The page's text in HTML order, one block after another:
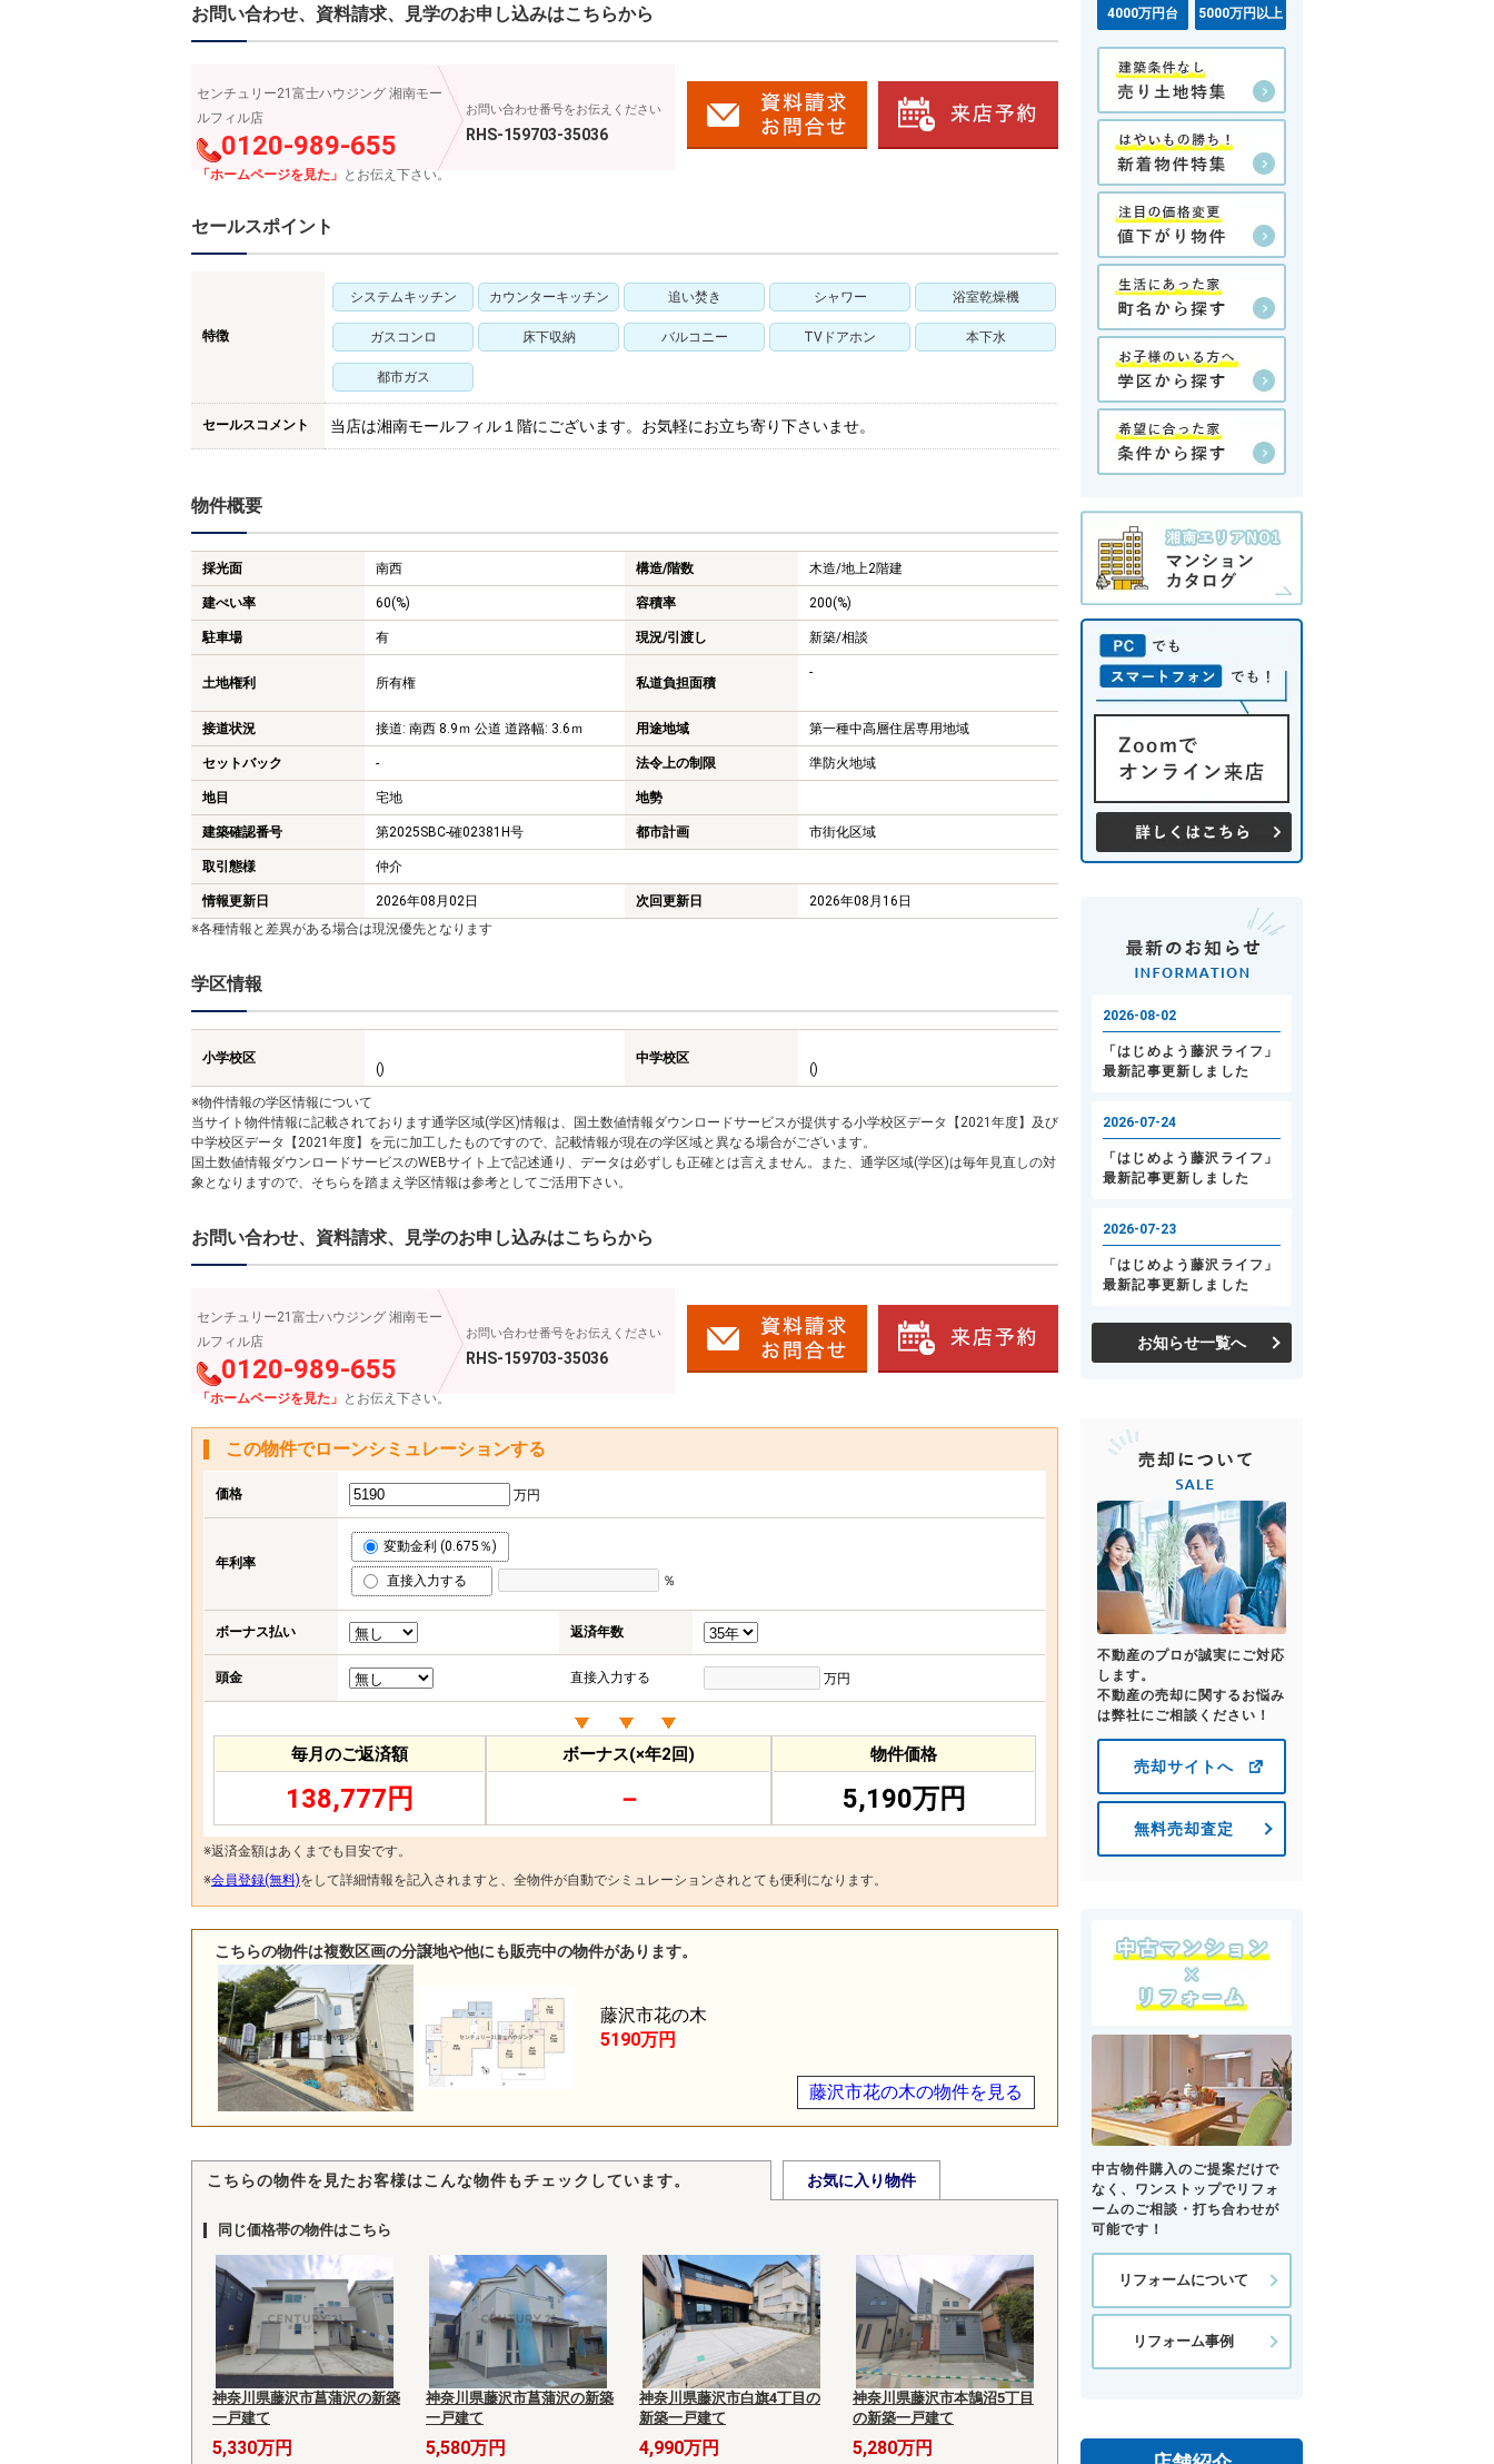
お問い合わせ、資料請求、見学のお申し込みはこちらから
センチュリー21富士ハウジング 湘南モー
ルフィル店
0120-989-655
「ホームページを見た」 とお伝え下さい。
お問い合わせ番号をお伝えください
RHS-159703-35036
セールスポイント
特徴
システムキッチン カウンターキッチン 追い焚き シャワー 浴室乾燥機
ガスコンロ 床下収納 バルコニー TVドアホン 本下水
都市ガス
セールスコメント 当店は湘南モールフィル１階にございます。お気軽にお立ち寄り下さいませ。
物件概要
採光面 南西 構造/階数 木造/地上2階建
建ぺい率 60(%) 容積率 200(%)
駐車場 有 現況/引渡し 新築/相談
土地権利 所有権 私道負担面積
-
接道状況 接道: 南西 8.9ｍ 公道 道路幅: 3.6ｍ 用途地域 第一種中高層住居専用地域
セットバック - 法令上の制限 準防火地域
地目 宅地 地勢
建築確認番号 第2025SBC-確02381H号 都市計画 市街化区域
取引態様 仲介
情報更新日 2026年08月02日 次回更新日
2026年08月16日
※各種情報と差異がある場合は現況優先となります
学区情報
小学校区
()
中学校区
()
※物件情報の学区情報について
当サイト物件情報に記載されております通学区域(学区)情報は、国土数値情報ダウンロードサービスが提供する小学校区データ【2021年度】及び
中学校区データ【2021年度】を元に加工したものですので、記載情報が現在の学区域と異なる場合がございます。
国土数値情報ダウンロードサービスのWEBサイト上で記述通り、データは必ずしも正確とは言えません。また、通学区域(学区)は毎年見直しの対
象となりますので、そちらを踏まえ学区情報は参考としてご活用下さい。
お問い合わせ、資料請求、見学のお申し込みはこちらから
センチュリー21富士ハウジング 湘南モー
ルフィル店
0120-989-655
「ホームページを見た」 とお伝え下さい。
お問い合わせ番号をお伝えください
RHS-159703-35036
この物件でローンシミュレーションする
価格 万円
年利率
変動金利 (0.675％)
直接入力する ％
ボーナス払い 返済年数
頭金 直接入力する 万円
毎月のご返済額
138,777円
ボーナス(×年2回)
－
物件価格
5,190万円
※返済金額はあくまでも目安です。
※会員登録(無料)をして詳細情報を記入されますと、全物件が自動でシミュレーションされとても便利になります。
こちらの物件は複数区画の分譲地や他にも販売中の物件があります。
藤沢市花の木の物件を見る
藤沢市花の木
5190万円
こちらの物件を見たお客様はこんな物件もチェックしています。 お気に入り物件
同じ価格帯の物件はこちら
神奈川県藤沢市菖蒲沢の新築
一戸建て
5,330万円
神奈川県藤沢市菖蒲沢の新築
一戸建て
5,580万円
神奈川県藤沢市白旗4丁目の
新築一戸建て
4,990万円
神奈川県藤沢市本鵠沼5丁目
の新築一戸建て
5,280万円
4000万円台 5000万円以上
お知らせ一覧へ
不動産のプロが誠実にご対応
します。
不動産の売却に関するお悩み
は弊社にご相談ください！
売却サイトへ
無料売却査定
中古物件購入のご提案だけで
なく、ワンストップでリフォ
ームのご相談・打ち合わせが
可能です！
リフォームについて
リフォーム事例